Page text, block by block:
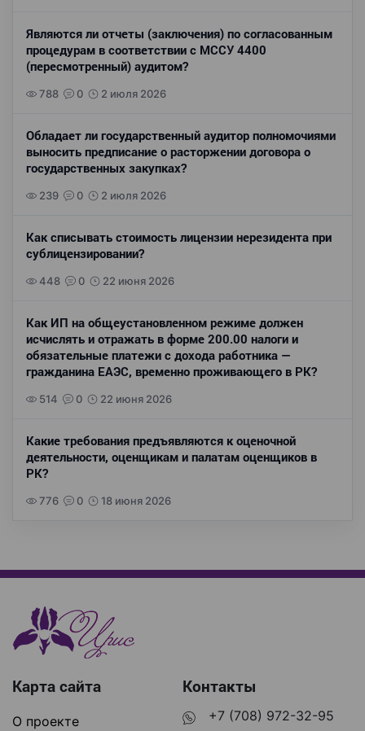
Являются ли отчеты (заключения) по согласованным
процедурам в соответствии с МССУ 4400
(пересмотренный) аудитом?
788 0 2 июля 2026
Обладает ли государственный аудитор полномочиями
выносить предписание о расторжении договора о
государственных закупках?
239 0 2 июля 2026
Как списывать стоимость лицензии нерезидента при
сублицензировании?
448 0 22 июня 2026
Как ИП на общеустановленном режиме должен
исчислять и отражать в форме 200.00 налоги и
обязательные платежи с дохода работника —
гражданина ЕАЭС, временно проживающего в РК?
514 0 22 июня 2026
Какие требования предъявляются к оценочной
деятельности, оценщикам и палатам оценщиков в
РК?
776 0 18 июня 2026
Карта сайта
О проекте
Контакты
+7 (708) 972-32-95